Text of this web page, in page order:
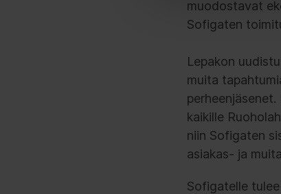
muodostavat
Sofigaten
Lepakon
muita
kaikille
niin Sofigaten
asiakas- ja
Sofigatelle